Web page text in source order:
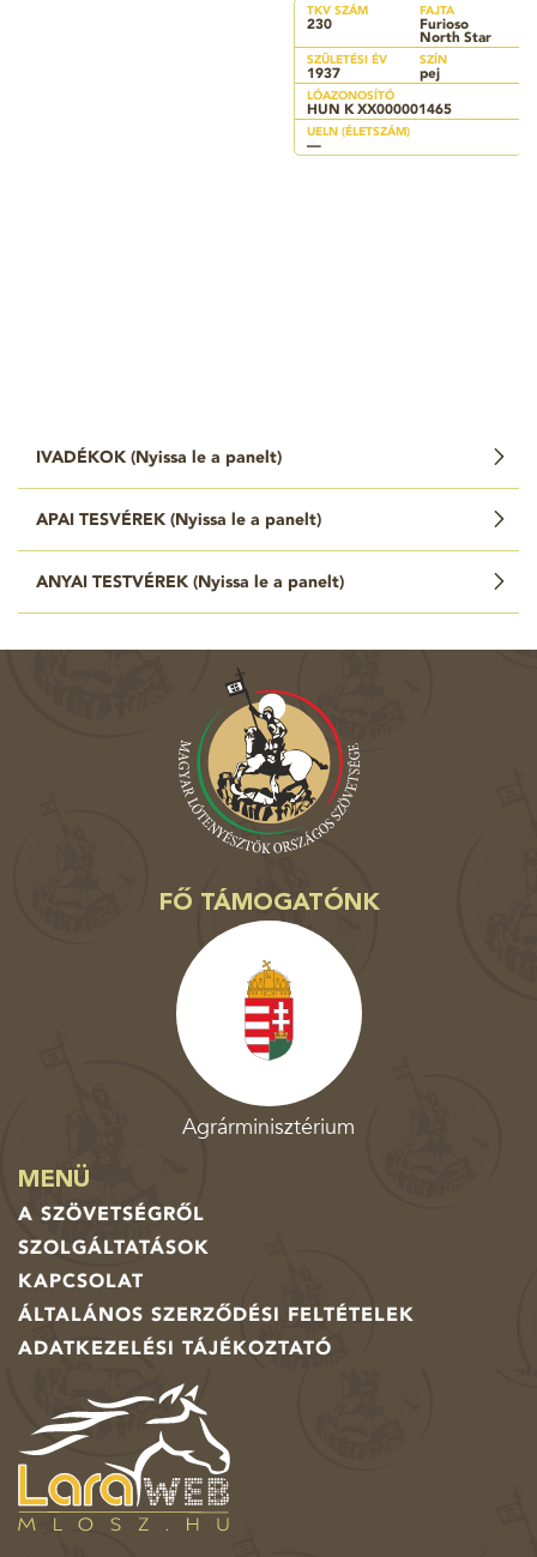
TKV SZÁM
230
FAJTA
Furioso
North Star
SZÜLETÉSI ÉV
1937
SZÍN
pej
LÓAZONOSÍTÓ
HUN K XX000001465
UELN (ÉLETSZÁM)
—
IVADÉKOK ( Nyissa le a panelt)
APAI TESVÉREK ( Nyissa le a panelt)
ANYAI TESTVÉREK ( Nyissa le a panelt)
FŐ TÁMOGATÓNK
Agrárminisztérium
MENÜ
A SZÖVETSÉGRŐL
SZOLGÁLTATÁSOK
KAPCSOLAT
ÁLTALÁNOS SZERZŐDÉSI FELTÉTELEK
ADATKEZELÉSI TÁJÉKOZTATÓ